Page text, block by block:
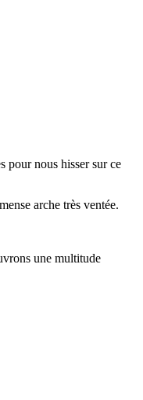
pour nous hisser sur ce
arche très ventée.
une multitude